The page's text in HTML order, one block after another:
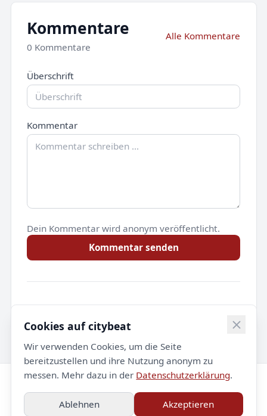
Kommentare
0 Kommentare
Alle Kommentare
Überschrift
Kommentar
Dein Kommentar wird anonym veröffentlicht.
Kommentar senden
Noch keine Kommentare.
© 2026 citybeat. Alle Rechte vorbehalten.
Datenschutz Kontakt
Cookies auf citybeat
Wir verwenden Cookies, um die Seite
bereitzustellen und ihre Nutzung anonym zu
messen. Mehr dazu in der Datenschutzerklärung.
Ablehnen Akzeptieren